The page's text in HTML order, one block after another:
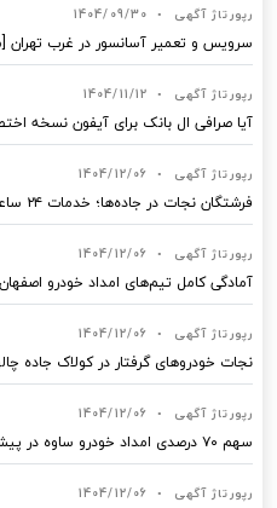
رپورتاژ آگهی •
1404/09/30
سرویس و تعمیر آسانسور در غرب
رپورتاژ آگهی •
1404/11/12
آیا صرافی ال بانک برای آیفون نسخه
رپورتاژ آگهی •
1404/12/06
فرشتگان نجات در جاده‌ها؛ خدمات ۲۴ ساعته امداد خودرو سمنان
رپورتاژ آگهی •
1404/12/06
آمادگی کامل تیم‌های امداد خودرو
رپورتاژ آگهی •
1404/12/06
نجات خودروهای گرفتار در کولاک جاده
رپورتاژ آگهی •
1404/12/06
سهم ۷۰ درصدی امداد خودرو ساوه در پیشگیری از حوادث جاده‌ای
رپورتاژ آگهی •
1404/12/06